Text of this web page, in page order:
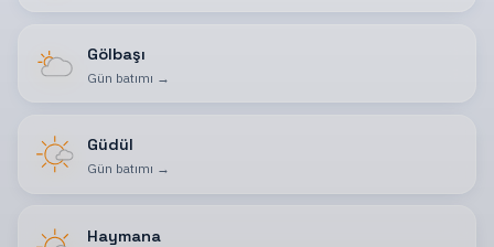
Gölbaşı
Gün batımı →
Güdül
Gün batımı →
Haymana